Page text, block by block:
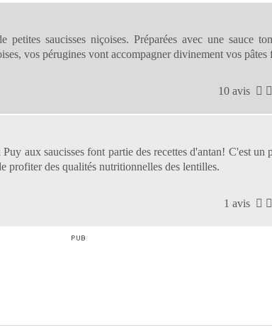
petites saucisses niçoises. Préparées avec une sauce
vos pérugines vont accompagner divinement vos pâtes
10 avis
aux saucisses font partie des recettes d'antan! C'est un
profiter des qualités nutritionnelles des lentilles.
1 avis